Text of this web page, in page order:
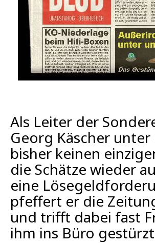
Als Leiter der
Georg Käscher
bisher keinen
die Schätze wieder
eine
pfeffert er die
und trifft dabei fast
ihm ins Büro